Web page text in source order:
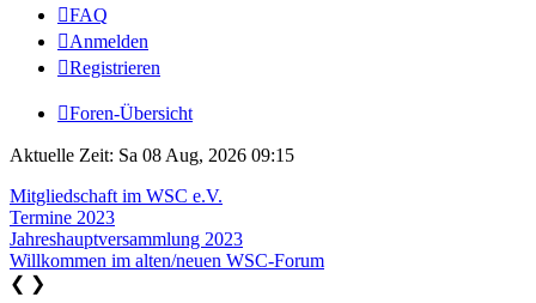
FAQ
Anmelden
Registrieren
Foren-Übersicht
Aktuelle Zeit: Sa 08 Aug, 2026 09:15
Mitgliedschaft im WSC e.V.
Termine 2023
Jahreshauptversammlung 2023
Willkommen im alten/neuen WSC-Forum
❮ ❯